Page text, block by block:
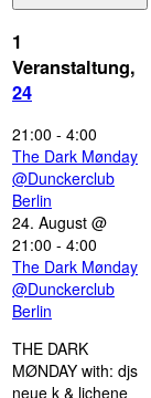
1
Veranstaltung,
24
21:00 - 4:00
The Dark Mønday
@Dunckerclub
Berlin
24. August @
21:00 - 4:00
The Dark Mønday
@Dunckerclub
Berlin
THE DARK
MØNDAY with: djs
neue k & lichene